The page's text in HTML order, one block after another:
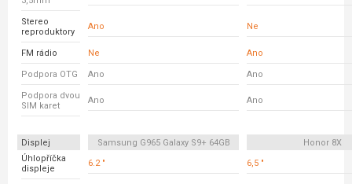
Stereo
reproduktory
Ano Ne
FM rádio Ne Ano
Podpora OTG Ano Ano
Podpora dvou
SIM karet
Ano Ano
Displej Samsung G965 Galaxy S9+ 64GB
Honor 8X
Úhlopříčka
displeje
6.2 " 6,5 "